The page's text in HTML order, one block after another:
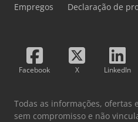
Empregos Declaração de
Facebook X LinkedIn
Todas as informações, ofertas
sem compromisso e não